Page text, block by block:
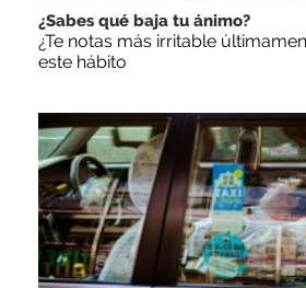
¿Sabes qué baja tu ánimo?
¿Te notas más irritable
este hábito